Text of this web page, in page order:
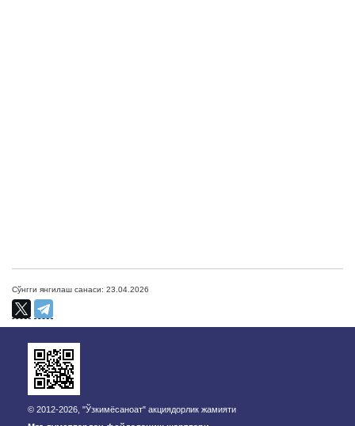
Сўнгги янгилаш санаси: 23.04.2026
© 2012-2026, "Ўзкимёсаноат" акциядорлик жамияти